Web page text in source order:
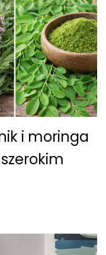
i moringa